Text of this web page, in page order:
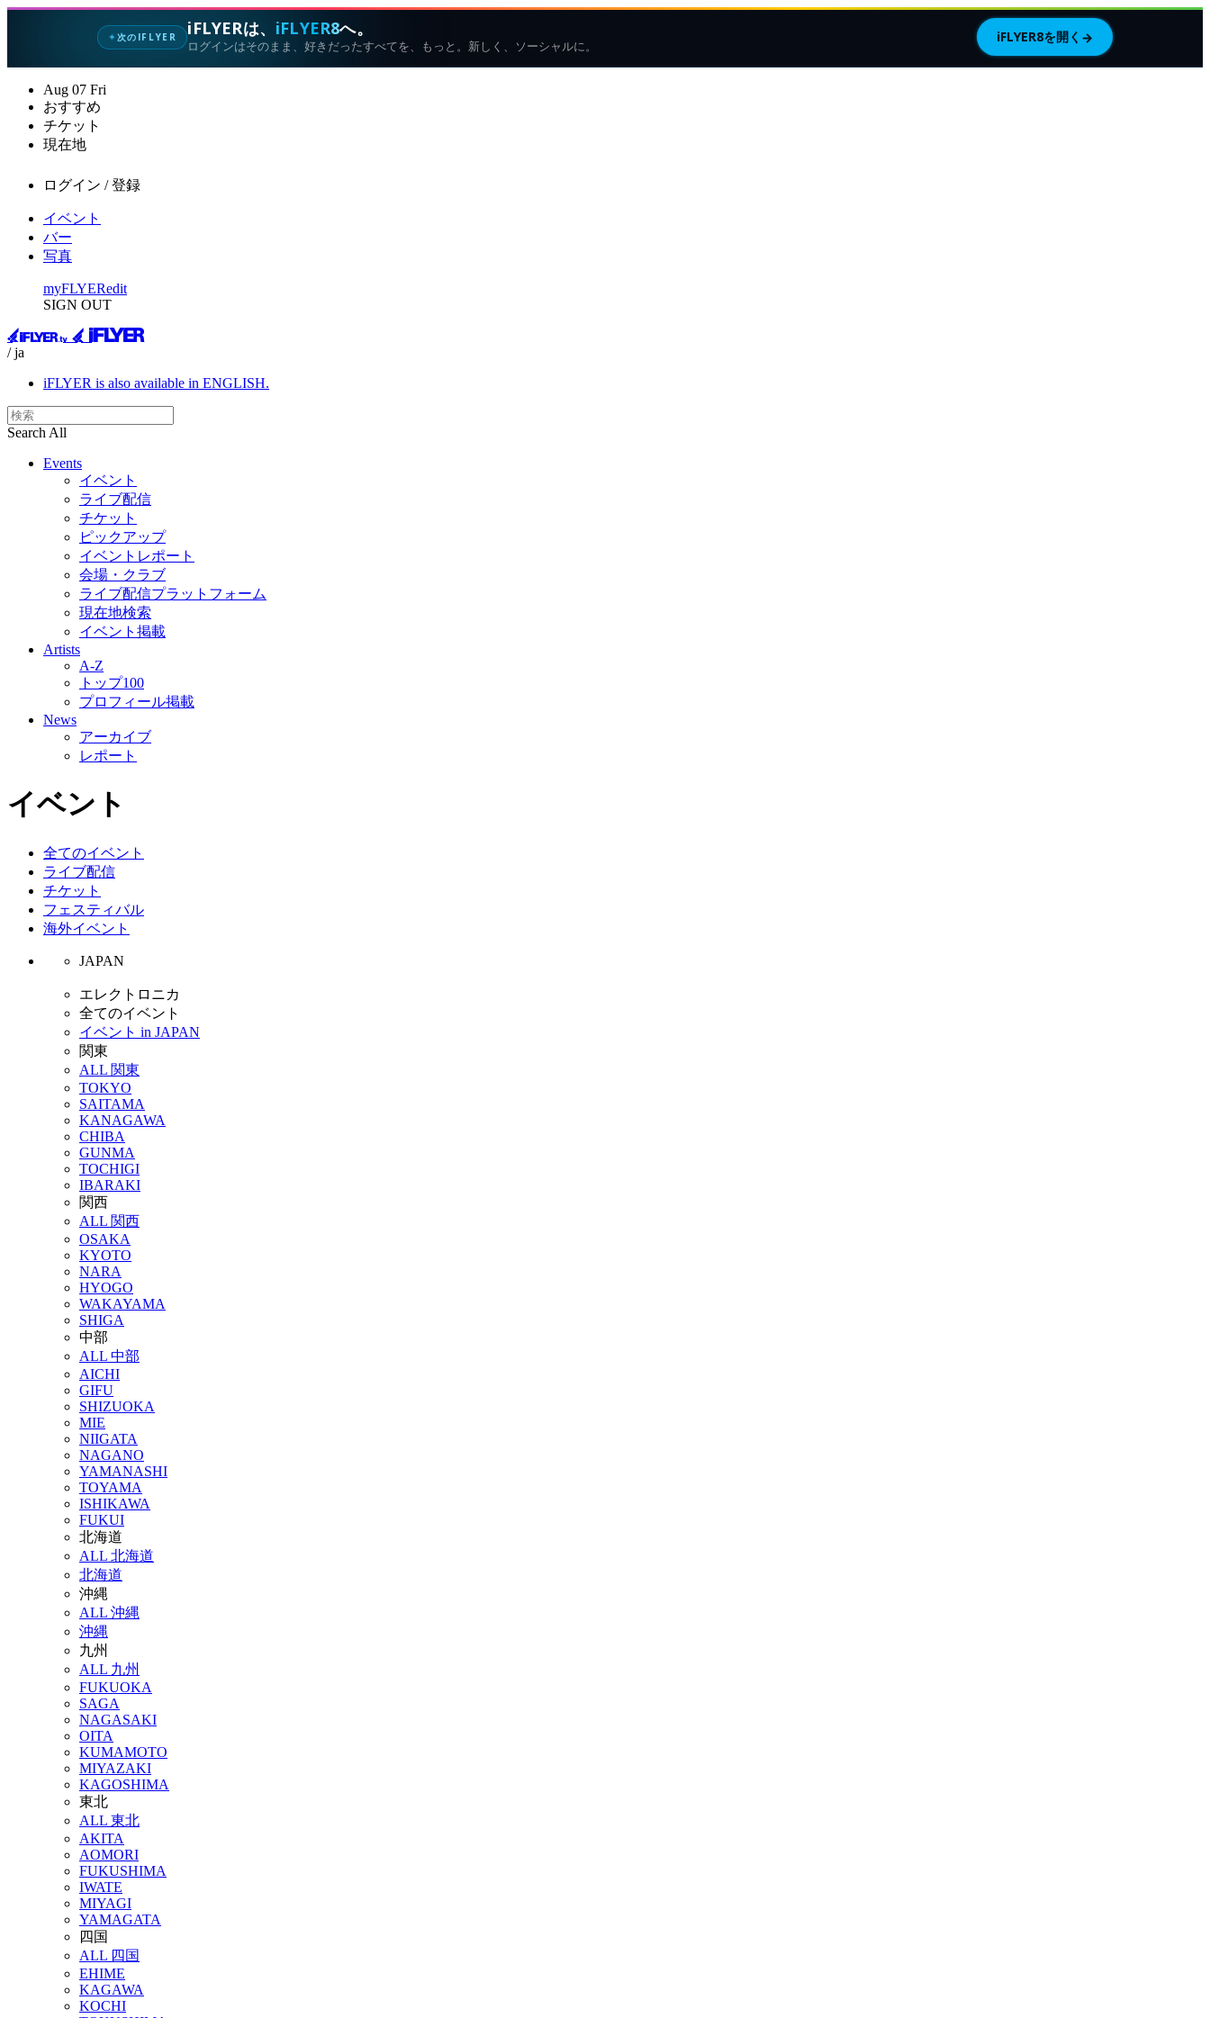
✦次のIFLYER iFLYERは、 iFLYER8へ。
ログインはそのまま、好きだったすべてを、もっと。新しく、ソーシャルに。
iFLYER8を開く →
Aug 07 Fri
おすすめ
チケット
現在地
ログイン / 登録
イベント
バー
写真
myFLYERedit
SIGN OUT
/ ja
iFLYER is also available in ENGLISH.
Search All
Events
イベント
ライブ配信
チケット
ピックアップ
イベントレポート
会場・クラブ
ライブ配信プラットフォーム
現在地検索
イベント掲載
Artists
A-Z
トップ100
プロフィール掲載
News
アーカイブ
レポート
イベント
全てのイベント
ライブ配信
チケット
フェスティバル
海外イベント
JAPAN
エレクトロニカ
全てのイベント
イベント in JAPAN
関東
ALL 関東
TOKYO
SAITAMA
KANAGAWA
CHIBA
GUNMA
TOCHIGI
IBARAKI
関西
ALL 関西
OSAKA
KYOTO
NARA
HYOGO
WAKAYAMA
SHIGA
中部
ALL 中部
AICHI
GIFU
SHIZUOKA
MIE
NIIGATA
NAGANO
YAMANASHI
TOYAMA
ISHIKAWA
FUKUI
北海道
ALL 北海道
北海道
沖縄
ALL 沖縄
沖縄
九州
ALL 九州
FUKUOKA
SAGA
NAGASAKI
OITA
KUMAMOTO
MIYAZAKI
KAGOSHIMA
東北
ALL 東北
AKITA
AOMORI
FUKUSHIMA
IWATE
MIYAGI
YAMAGATA
四国
ALL 四国
EHIME
KAGAWA
KOCHI